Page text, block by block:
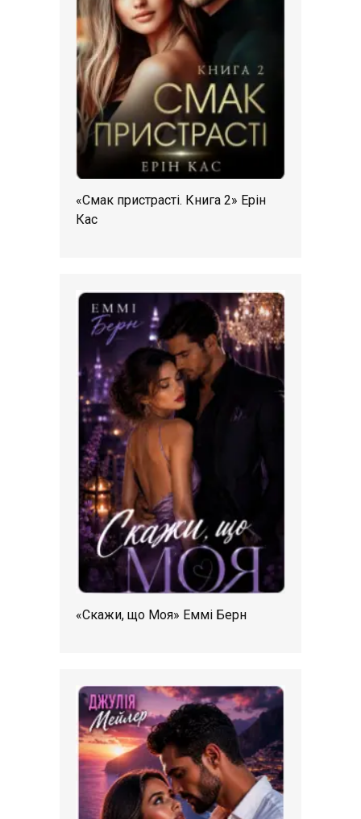
«Смак пристрасті. Книга 2» Ерін
Кас
«Скажи, що Моя» Еммі Берн